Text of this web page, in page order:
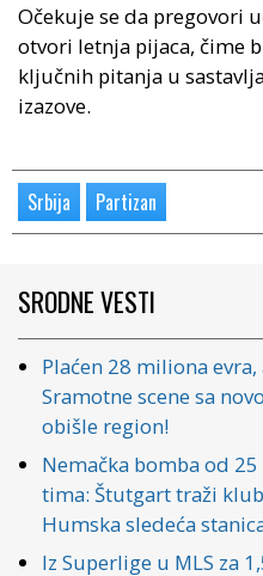
Očekuje se da pregovori
otvori letnja pijaca, čime
ključnih pitanja u
izazove.
Srbija Partizan
SRODNE VESTI
Plaćen 28 miliona
Sramotne scene sa
obišle region!
Nemačka bomba od
tima: Štutgart traži
Humska sledeća
Iz Superlige u MLS za